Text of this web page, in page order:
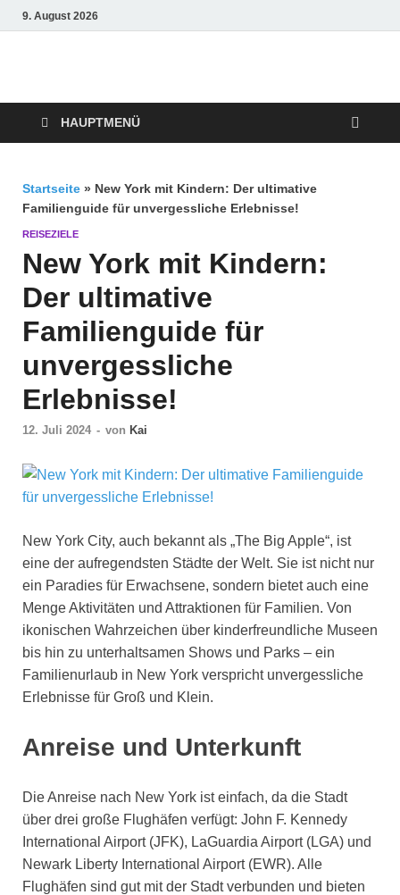
9. August 2026
Crazy4holiday
HAUPTMENÜ
Startseite » New York mit Kindern: Der ultimative
Familienguide für unvergessliche Erlebnisse!
REISEZIELE
New York mit Kindern:
Der ultimative
Familienguide für
unvergessliche
Erlebnisse!
12. Juli 2024 - von Kai
New York City, auch bekannt als „The Big Apple“, ist
eine der aufregendsten Städte der Welt. Sie ist nicht nur
ein Paradies für Erwachsene, sondern bietet auch eine
Menge Aktivitäten und Attraktionen für Familien. Von
ikonischen Wahrzeichen über kinderfreundliche Museen
bis hin zu unterhaltsamen Shows und Parks – ein
Familienurlaub in New York verspricht unvergessliche
Erlebnisse für Groß und Klein.
Anreise und Unterkunft
Die Anreise nach New York ist einfach, da die Stadt
über drei große Flughäfen verfügt: John F. Kennedy
International Airport (JFK), LaGuardia Airport (LGA) und
Newark Liberty International Airport (EWR). Alle
Flughäfen sind gut mit der Stadt verbunden und bieten